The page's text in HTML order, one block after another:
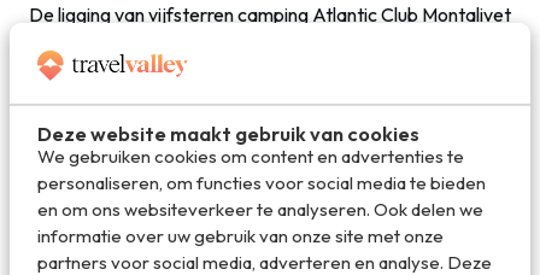
Deze website maakt gebruik van cookies
We gebruiken cookies om content en advertenties te
personaliseren, om functies voor social media te bieden
en om ons websiteverkeer te analyseren. Ook delen we
informatie over uw gebruik van onze site met onze
partners voor social media, adverteren en analyse. Deze
De ligging van vijfsterren camping Atlantic Club Montalivet
sta je in no-time met je blote voeten op een van de
dit dus een hele goede keuze. De kids zullen zich hier geen
seconde gaan vervelen, want het giga waterpark met
waterglijbanen is een van de grote voordelen van deze
camping. Op
Camping Atlantic Club Montalivet
kindvriendelijkheid hoog in het vaandel. Deze camping